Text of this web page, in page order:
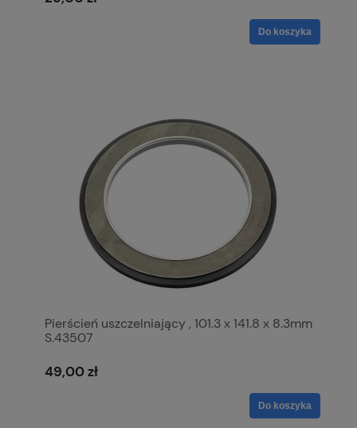
Do koszyka
Pierścień uszczelniający , 101.3 x 141.8 x 8.3mm
S.43507
49,00 zł
Do koszyka